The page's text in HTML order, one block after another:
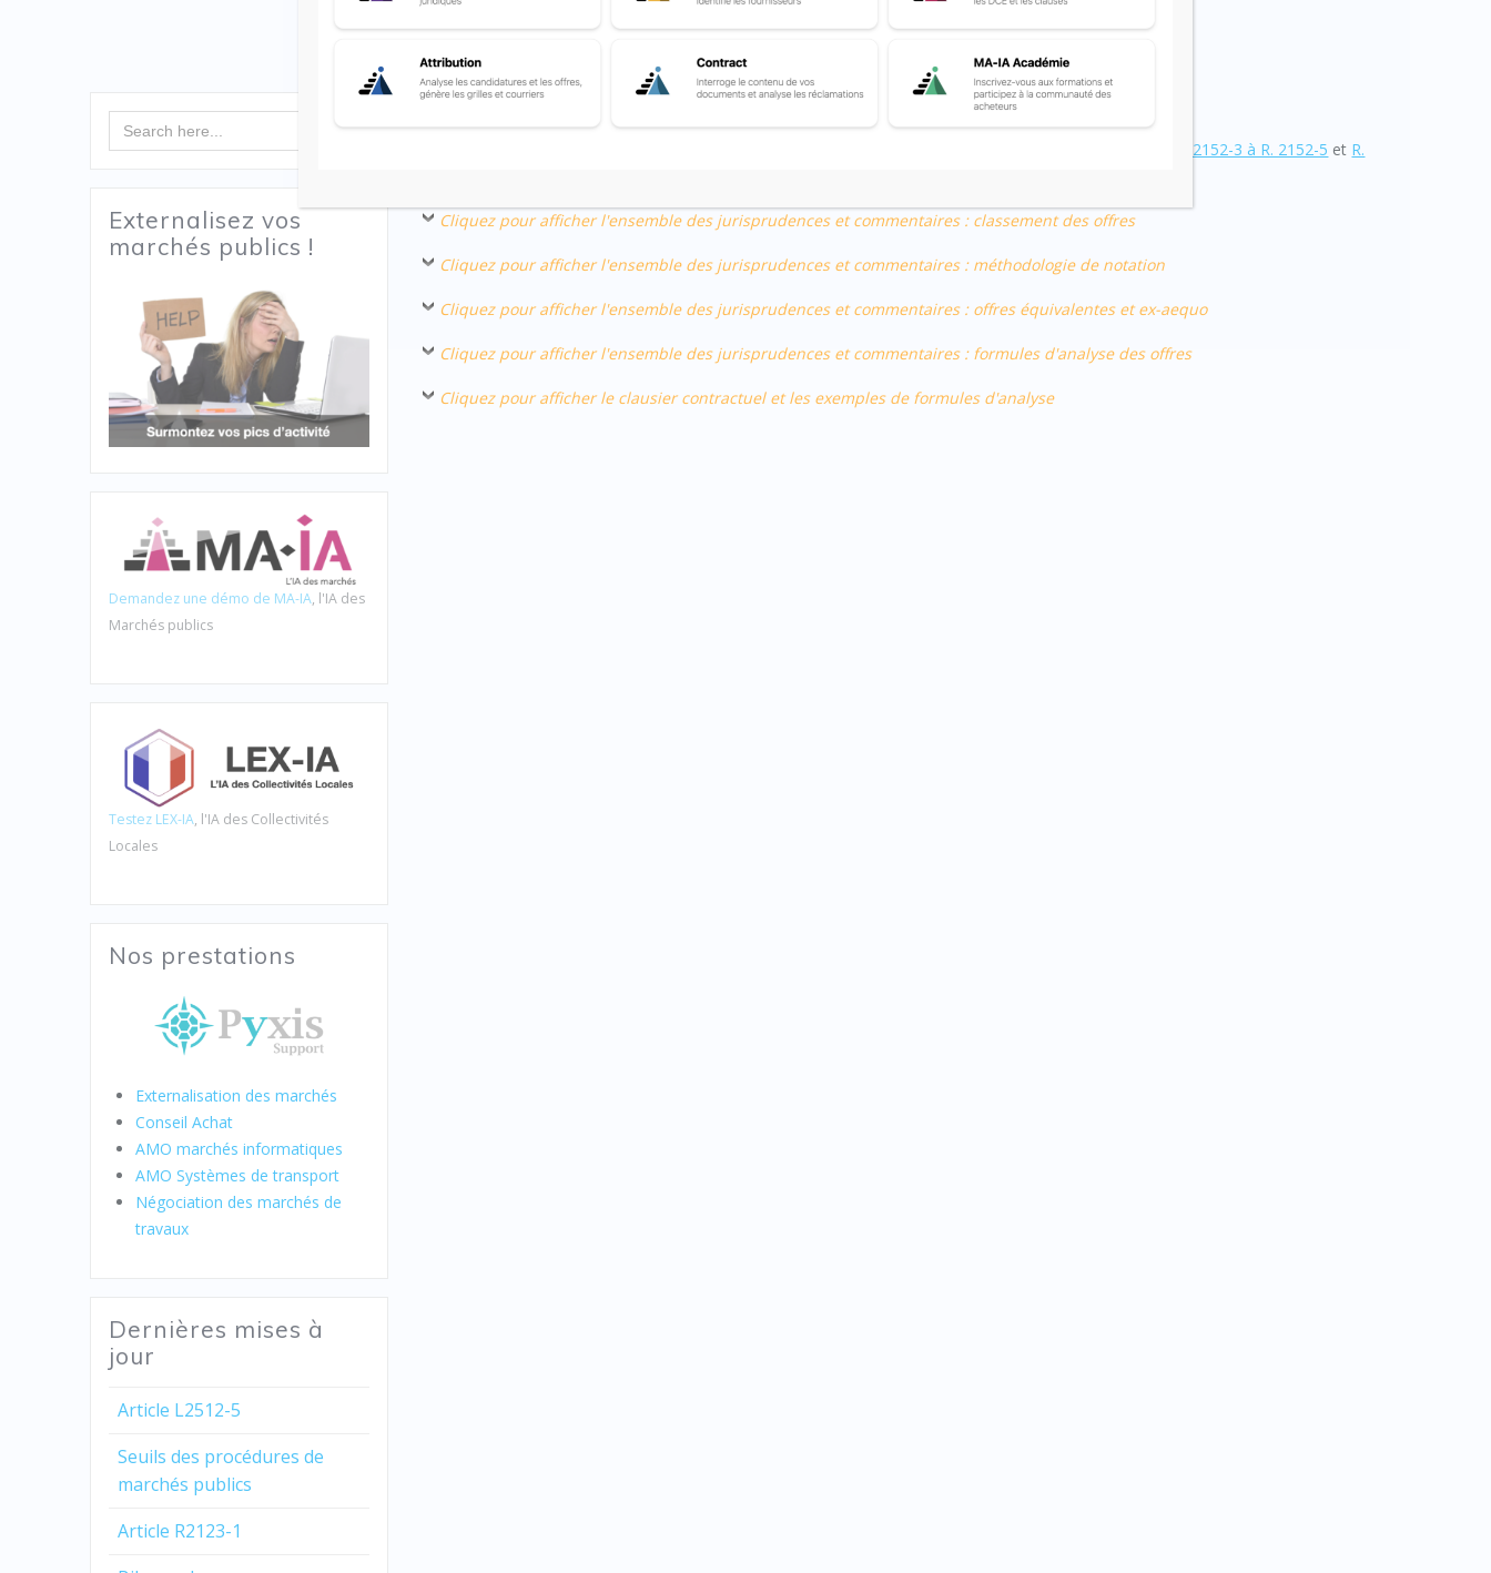
Search
for:
Externalisez vos
marchés publics !
Demandez une démo de MA-IA, l'IA des
Marchés publics
Testez LEX-IA, l'IA des Collectivités
Locales
Nos prestations
Externalisation des marchés
Conseil Achat
AMO marchés informatiques
AMO Systèmes de transport
Négociation des marchés de
travaux
Dernières mises à
jour
Article L2512-5
Seuils des procédures de
marchés publics
Article R2123-1
Article R2152-6
R. 2152-3 à R. 2152-5 et R.
Cliquez pour afficher l'ensemble des jurisprudences et commentaires : classement des offres
Cliquez pour afficher l'ensemble des jurisprudences et commentaires : méthodologie de notation
Cliquez pour afficher l'ensemble des jurisprudences et commentaires : offres équivalentes et ex-aequo
Cliquez pour afficher l'ensemble des jurisprudences et commentaires : formules d'analyse des offres
Cliquez pour afficher le clausier contractuel et les exemples de formules d'analyse